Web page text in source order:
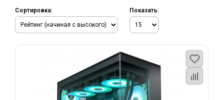
Сортировка: Показать: